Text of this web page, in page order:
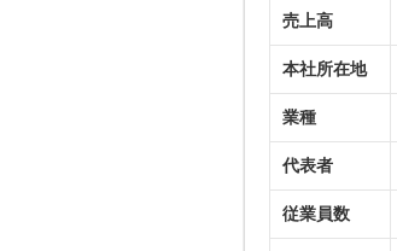
売上高
本社所在地
業種
代表者
従業員数